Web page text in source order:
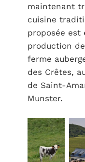
maintenant
cuisine
proposée est
production
ferme
des Crêtes,
de Saint-
Munster.